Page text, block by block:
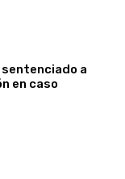
a
en caso